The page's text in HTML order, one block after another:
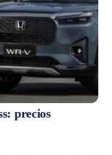
precios